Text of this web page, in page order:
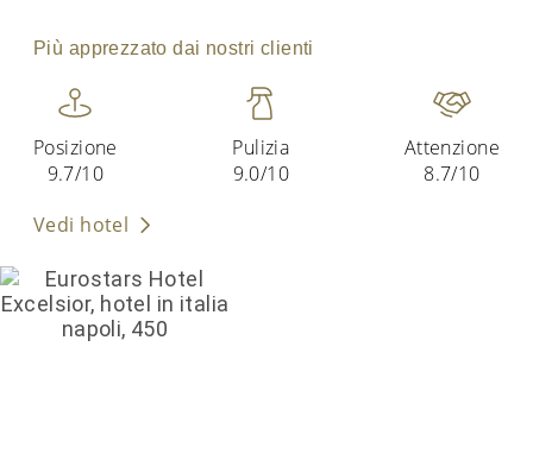
Più apprezzato dai nostri clienti
Posizione
9.7/10
Pulizia
9.0/10
Attenzione
8.7/10
Vedi hotel